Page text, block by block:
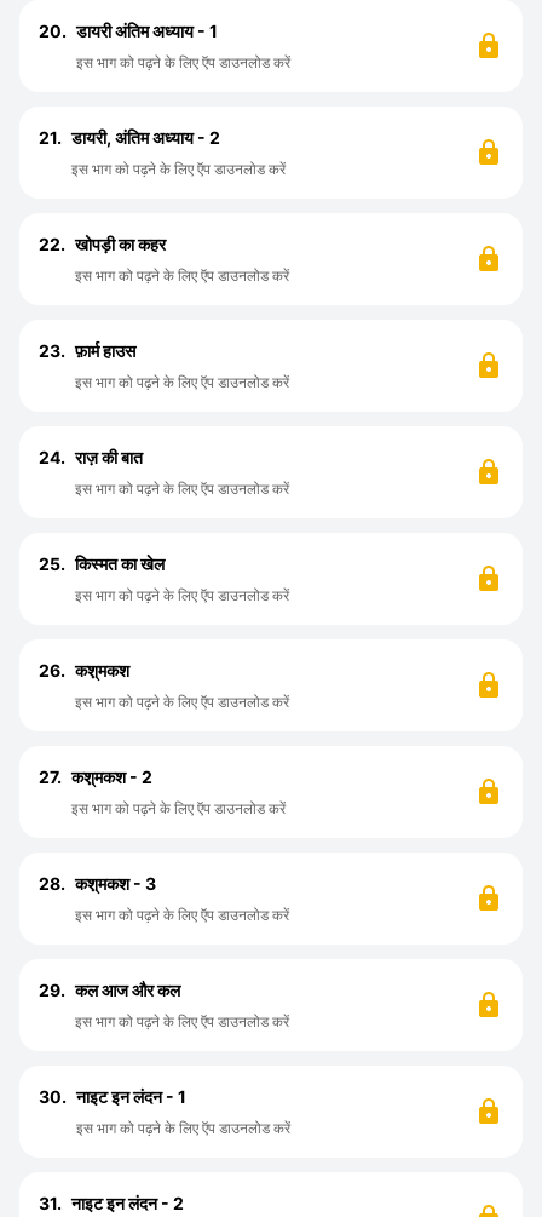
20. डायरी अंतिम अध्याय - 1
इस भाग को पढ़ने के लिए ऍप डाउनलोड करें
21. डायरी, अंतिम अध्याय - 2
इस भाग को पढ़ने के लिए ऍप डाउनलोड करें
22. खोपड़ी का कहर
इस भाग को पढ़ने के लिए ऍप डाउनलोड करें
23. फ़ार्म हाउस
इस भाग को पढ़ने के लिए ऍप डाउनलोड करें
24. राज़ की बात
इस भाग को पढ़ने के लिए ऍप डाउनलोड करें
25. किस्मत का खेल
इस भाग को पढ़ने के लिए ऍप डाउनलोड करें
26. कश़्मकश
इस भाग को पढ़ने के लिए ऍप डाउनलोड करें
27. कश़्मकश - 2
इस भाग को पढ़ने के लिए ऍप डाउनलोड करें
28. कश़्मकश - 3
इस भाग को पढ़ने के लिए ऍप डाउनलोड करें
29. कल आज और कल
इस भाग को पढ़ने के लिए ऍप डाउनलोड करें
30. नाइट इन लंदन - 1
इस भाग को पढ़ने के लिए ऍप डाउनलोड करें
31. नाइट इन लंदन - 2